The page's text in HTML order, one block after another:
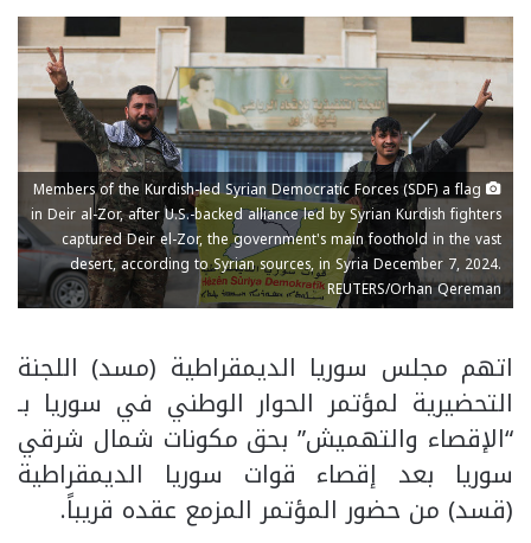
Members of the Kurdish-led Syrian Democratic Forces (SDF) a flag
in Deir al-Zor, after U.S.-backed alliance led by Syrian Kurdish fighters
captured Deir el-Zor, the government's main foothold in the vast
desert, according to Syrian sources, in Syria December 7, 2024.
REUTERS/Orhan Qereman
اتهم مجلس سوريا الديمقراطية (مسد) اللجنة
التحضيرية لمؤتمر الحوار الوطني في سوريا بـ
“الإقصاء والتهميش” بحق مكونات شمال شرقي
سوريا بعد إقصاء قوات سوريا الديمقراطية
(قسد) من حضور المؤتمر المزمع عقده قريباً.